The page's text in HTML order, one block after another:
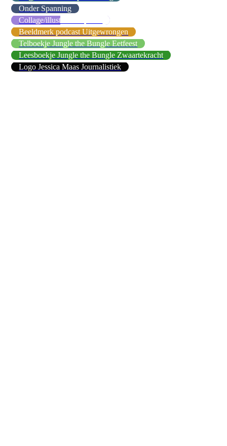
Onder Spanning
Collage/illustraties Sprank
Beeldmerk podcast Uitgewrongen
Telboekje Jungle the Bungle Eetfeest
Leesboekje Jungle the Bungle Zwaartekracht
Logo Jessica Maas Journalistiek